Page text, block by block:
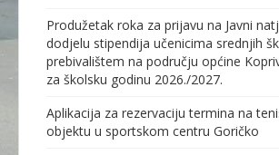
Produžetak roka za prijavu na Javni
dodjelu stipendija učenicima srednjih
prebivalištem na području općine
za školsku godinu 2026./2027.
Aplikacija za rezervaciju termina na
objektu u sportskom centru Goričko